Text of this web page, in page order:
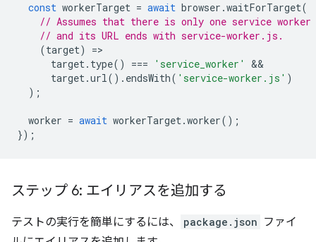
const workerTarget = await browser .waitForTarget(
// Assumes that there is only one service worker
// and its URL ends with service-worker.js.
(target) =
target. type() === 'service_worker'
target.url(). endsWith( 'service-worker.js' )
);
worker = await workerTarget.worker();
});
ステップ 6: エイリアスを追加する
テストの実行を簡単にするには、 package.json ファイ